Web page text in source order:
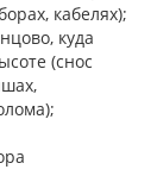
кабелях);
куда
(снос